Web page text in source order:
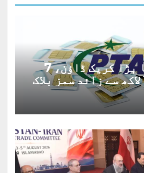
پی ٹی اے کا بڑا کریک ڈاؤن، 7